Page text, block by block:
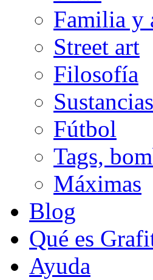
Familia y
Street art
Filosofía
Sustancias
Fútbol
Tags,
Máximas
Blog
Qué es
Ayuda